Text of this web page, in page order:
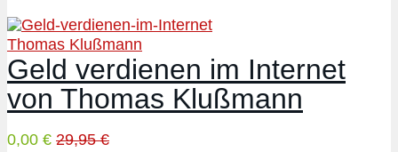
Thomas Klußmann
Geld verdienen im Internet
von Thomas Klußmann
0,00 € 29,95 €